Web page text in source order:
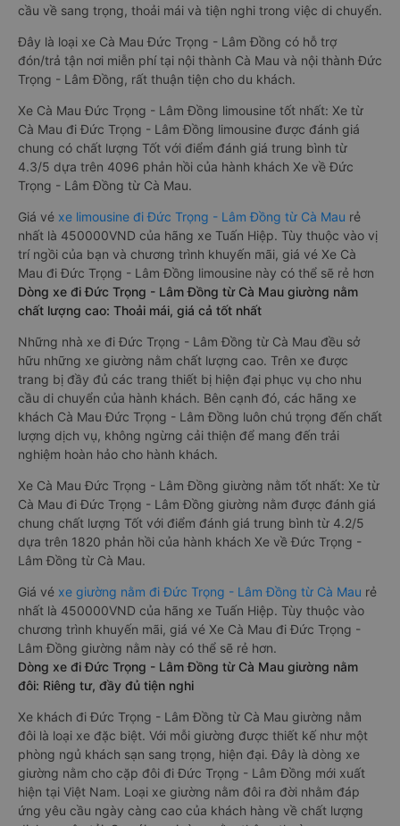
cầu về sang trọng, thoải mái và tiện nghi trong việc di chuyển.
Đây là loại xe Cà Mau Đức Trọng - Lâm Đồng có hỗ trợ
đón/trả tận nơi miễn phí tại nội thành Cà Mau và nội thành Đức
Trọng - Lâm Đồng, rất thuận tiện cho du khách.
Xe Cà Mau Đức Trọng - Lâm Đồng limousine tốt nhất: Xe từ
Cà Mau đi Đức Trọng - Lâm Đồng limousine được đánh giá
chung có chất lượng Tốt với điểm đánh giá trung bình từ
4.3/5 dựa trên 4096 phản hồi của hành khách Xe về Đức
Trọng - Lâm Đồng từ Cà Mau.
Giá vé xe limousine đi Đức Trọng - Lâm Đồng từ Cà Mau rẻ
nhất là 450000VND của hãng xe Tuấn Hiệp. Tùy thuộc vào vị
trí ngồi của bạn và chương trình khuyến mãi, giá vé Xe Cà
Mau đi Đức Trọng - Lâm Đồng limousine này có thể sẽ rẻ hơn
Dòng xe đi Đức Trọng - Lâm Đồng từ Cà Mau giường nằm
chất lượng cao: Thoải mái, giá cả tốt nhất
Những nhà xe đi Đức Trọng - Lâm Đồng từ Cà Mau đều sở
hữu những xe giường nằm chất lượng cao. Trên xe được
trang bị đầy đủ các trang thiết bị hiện đại phục vụ cho nhu
cầu di chuyển của hành khách. Bên cạnh đó, các hãng xe
khách Cà Mau Đức Trọng - Lâm Đồng luôn chú trọng đến chất
lượng dịch vụ, không ngừng cải thiện để mang đến trải
nghiệm hoàn hảo cho hành khách.
Xe Cà Mau Đức Trọng - Lâm Đồng giường nằm tốt nhất: Xe từ
Cà Mau đi Đức Trọng - Lâm Đồng giường nằm được đánh giá
chung chất lượng Tốt với điểm đánh giá trung bình từ 4.2/5
dựa trên 1820 phản hồi của hành khách Xe về Đức Trọng -
Lâm Đồng từ Cà Mau.
Giá vé xe giường nằm đi Đức Trọng - Lâm Đồng từ Cà Mau rẻ
nhất là 450000VND của hãng xe Tuấn Hiệp. Tùy thuộc vào
chương trình khuyến mãi, giá vé Xe Cà Mau đi Đức Trọng -
Lâm Đồng giường nằm này có thể sẽ rẻ hơn.
Dòng xe đi Đức Trọng - Lâm Đồng từ Cà Mau giường nằm
đôi: Riêng tư, đầy đủ tiện nghi
Xe khách đi Đức Trọng - Lâm Đồng từ Cà Mau giường nằm
đôi là loại xe đặc biệt. Với mỗi giường được thiết kế như một
phòng ngủ khách sạn sang trọng, hiện đại. Đây là dòng xe
giường nằm cho cặp đôi đi Đức Trọng - Lâm Đồng mới xuất
hiện tại Việt Nam. Loại xe giường nằm đôi ra đời nhằm đáp
ứng yêu cầu ngày càng cao của khách hàng về chất lượng